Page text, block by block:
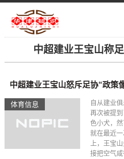
中超建业王宝山称
体育信息
中超建业王宝山怒斥足协“政策
自从建业
再次被提
色小犬，然
就在最近
上，王宝
接把空气